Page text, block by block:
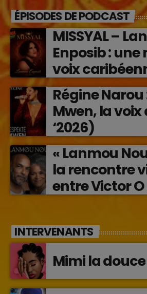
ÉPISODES DE PODCAST
MISSYAL –
Enposib : une
voix
transforme
en musique
Régine Narou
Mwen, la
‘2026)
« Lanmou
la rencontre
entre Victor
INTERVENANTS
Mimi la douce